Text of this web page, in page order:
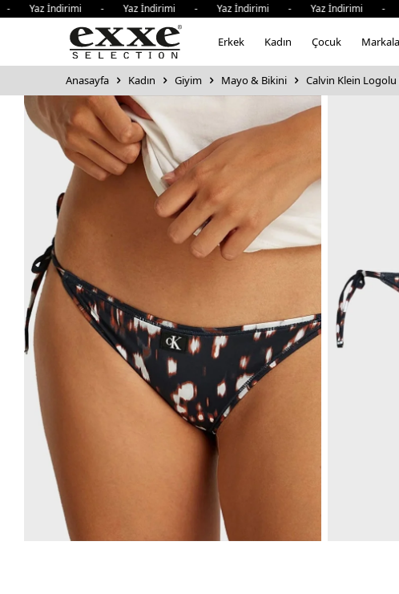
İndirimi - Yaz İndirimi - Yaz İndirimi - Yaz İndirimi
Erkek Kadın Çocuk
Anasayfa Kadın Giyim Mayo & Bikini Calvin Klein Logolu